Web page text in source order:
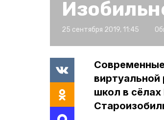
25 сентября 2019, 11:45
виртуальной
школ в